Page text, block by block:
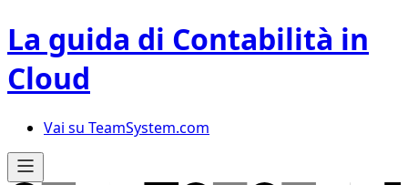
La guida di Contabilità in
Cloud
Vai su TeamSystem.com